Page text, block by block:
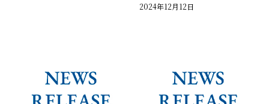
2024年12月12日